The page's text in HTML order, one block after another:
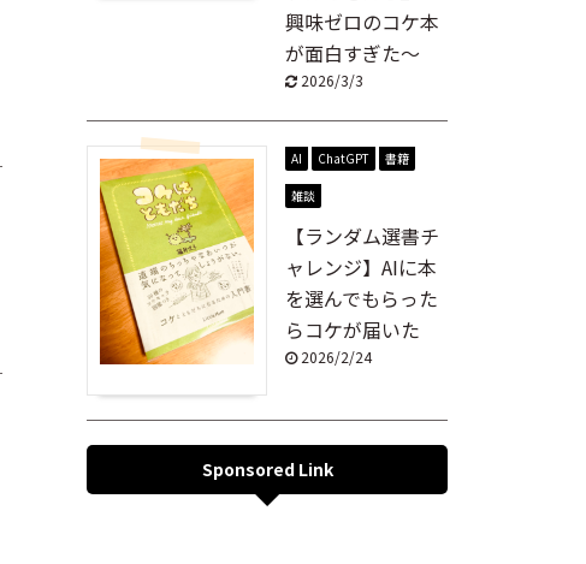
興味ゼロのコケ本
が面白すぎた～
2026/3/3
AI ChatGPT 書籍
雑談
【ランダム選書チ
ャレンジ】AIに本
を選んでもらった
らコケが届いた
2026/2/24
Sponsored Link